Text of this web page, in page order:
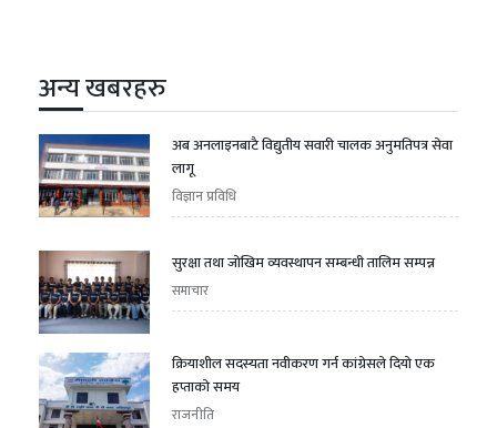
अन्य खबरहरु
अब अनलाइनबाटै विद्युतीय सवारी चालक अनुमतिपत्र सेवा
लागू
विज्ञान प्रविधि
सुरक्षा तथा जोखिम व्यवस्थापन सम्बन्धी तालिम सम्पन्न
समाचार
क्रियाशील सदस्यता नवीकरण गर्न कांग्रेसले दियो एक
हप्ताको समय
राजनीति